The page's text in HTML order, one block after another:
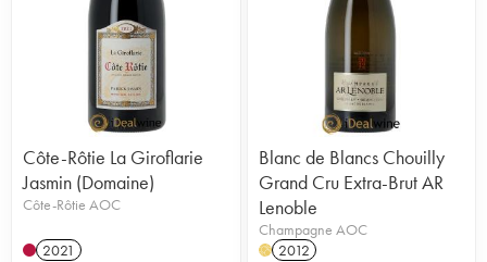
Côte-Rôtie La Giroflarie
Jasmin (Domaine)
Côte-Rôtie AOC
2021
Blanc de Blancs Chouilly
Grand Cru Extra-Brut AR
Lenoble
Champagne AOC
H 2012